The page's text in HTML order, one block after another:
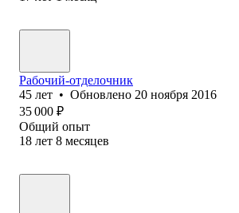
Рабочий-отделочник
45 лет • Обновлено 20 ноября 2016
35 000 ₽
Общий опыт
18 лет 8 месяцев